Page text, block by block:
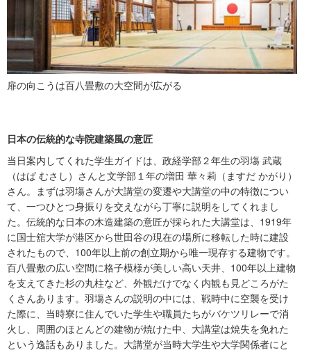
扉の向こうは百八畳敷の大空間が広がる
日本の伝統的な寺院建築風の意匠
当日案内してくれた学生ガイドは、政経学部２年生の羽塲 武蔵
（はば むさし）さんと文学部１年の増田 華々莉（ますだ かがり）
さん。まずは羽塲さんが大講堂の変遷や大講堂の中の特徴につい
て、一つひとつ身振りを交えながら丁寧に説明をしてくれまし
た。伝統的な日本の木造建築の意匠が採られた大講堂は、1919年
に国士舘大学が港区から世田谷の現在の場所に移転した時に建設
されたもので、100年以上前の創立期から唯一現存する建物です。
百八畳敷の広い空間に格子模様が美しい高い天井、100年以上建物
を支えてきた杉の丸柱など、外観だけでなく内観も見どころがた
くさんあります。羽塲さんの説明の中には、戦時中に空襲を受け
た際に、当時寮に住んでいた学生や職員たちがバケツリレーで消
火し、周囲のほとんどの建物が焼けた中、大講堂は焼失を免れた
という逸話もありました。大講堂が当時大学生や大学関係者にと